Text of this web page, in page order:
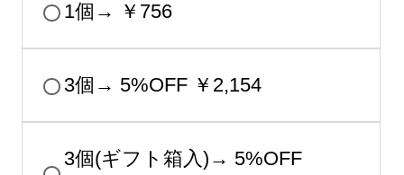
)
1個→ ￥756
3個→ 5%OFF ￥2,154
3個(ギフト箱入)→ 5%OFF